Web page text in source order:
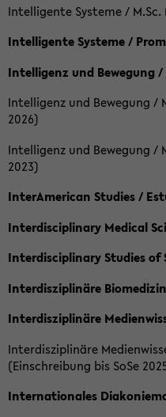
Intelligente Systeme / M.Sc.
Intelligente Systeme /
Intelligenz und Bewegung /
Intelligenz und Bewegung /
2026)
Intelligenz und Bewegung /
2023)
InterAmerican Studies /
Interdisciplinary Medical
Interdisciplinary Studies of
Interdisziplinäre
Interdisziplinäre
Interdisziplinäre
(Einschreibung bis SoSe
Internationales